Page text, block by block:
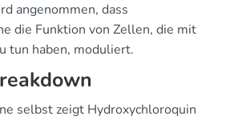
angenommen, dass
die Funktion von Zellen, die mit
tun haben, moduliert.
selbst zeigt Hydroxychloroquin